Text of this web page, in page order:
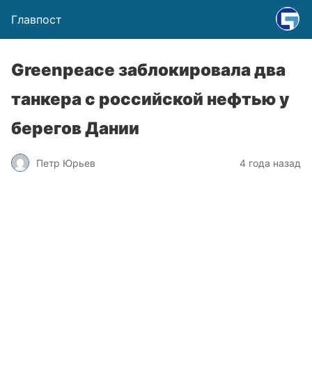
Главпост
Greenpeace заблокировала два
танкера с российской нефтью у
берегов Дании
Петр Юрьев 4 года назад